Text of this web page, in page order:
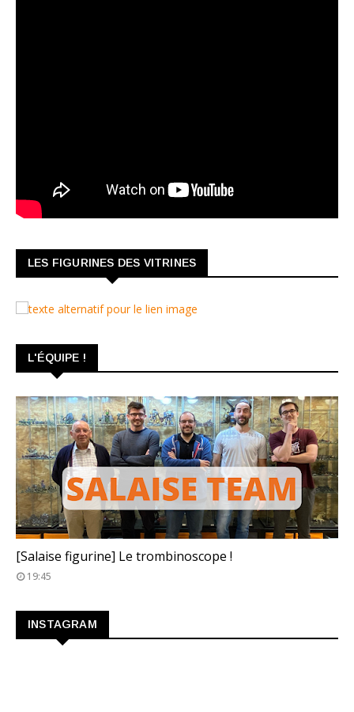
LES FIGURINES DES VITRINES
L'ÉQUIPE !
[Salaise figurine] Le trombinoscope !
19:45
INSTAGRAM